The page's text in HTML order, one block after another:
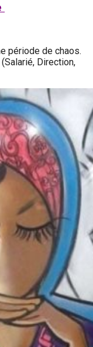
période de chaos.
Direction,